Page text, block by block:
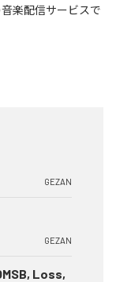
楽配信サービスで
GEZAN
GEZAN
Loss,